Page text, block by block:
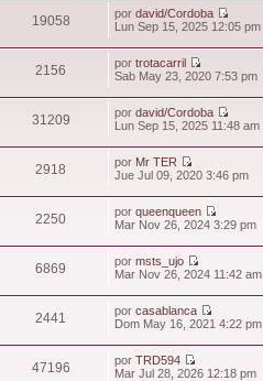
19058 pordavid/Cordoba
Lun Sep 15, 2025 12:05 pm
2156 portrotacarril
Sab May 23, 2020 7:53 pm
31209 pordavid/Cordoba
Lun Sep 15, 2025 11:48 am
2918 por Mr TER
Jue Jul 09, 2020 3:46 pm
2250 porqueenqueen
Mar Nov 26, 2024 3:29 pm
6869 pormsts_ujo
Mar Nov 26, 2024 11:42 am
2441 porcasablanca
Dom May 16, 2021 4:22 pm
47196 porTRD594
Mar Jul 28, 2026 12:18 pm